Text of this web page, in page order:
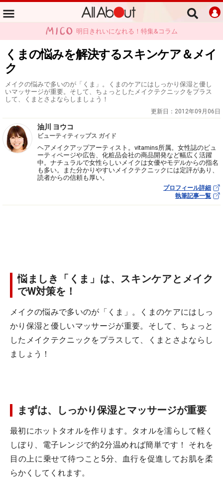
明日きれいになれる！特集&コラム
くまの悩みを解決するスキンケア＆メイ
ク
メイクの悩みで多いのが「くま」。くまのケアにはしっかり保湿と優し
いマッサージが重要。そして、ちょっとしたメイクテクニックをプラス
して、くまとさよならしましょう！
更新日： 2012年09月06日
油川 ヨウコ
ビューティティップス ガイド
ヘアメイクアップアーティスト。vitamins所属。女性誌のビュ
ーティページや広告、化粧品会社の商品開発など幅広く活躍
中。ナチュラルで女性らしいメイクは女優やモデルからの指名
も多い。また分かりやすいメイクテクニックには定評があり、
読者からの信頼も厚い。
プロフィール詳細
執筆記事一覧
悩ましき「くま」は、スキンケアとメイク
でW対策を！
メイクの悩みで多いのが「くま」。くまのケアにはしっ
かり保湿と優しいマッサージが重要。そして、ちょっと
したメイクテクニックをプラスして、くまとさよならし
ましょう！
まずは、しっかり保湿とマッサージが重要
最初にホットタオルを作ります。タオルを濡らして軽く
しぼり、電子レンジで約2分温めれば簡単です！ それを
目の上に乗せて待つこと5分、血行を促進してお肌を柔
らかくしてくれます。